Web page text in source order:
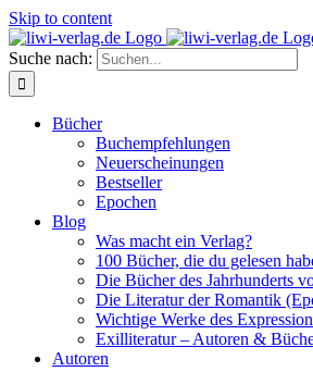
Skip to content
Suche nach:
Bücher
Buchempfehlungen
Neuerscheinungen
Bestseller
Epochen
Blog
Was macht ein Verlag?
100 Bücher, die du gelesen
Die Bücher des Jahrhunderts
Die Literatur der Romantik
Wichtige Werke des
Exilliteratur – Autoren &
Autoren